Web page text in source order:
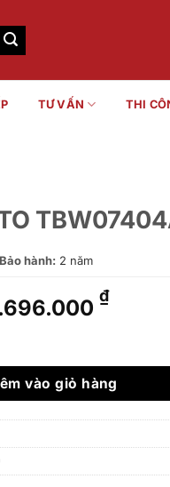
TƯ VẤN THI
Bảo hành: 2 năm
₫.
₫Giá
là:
lượng
vào giỏ hàng